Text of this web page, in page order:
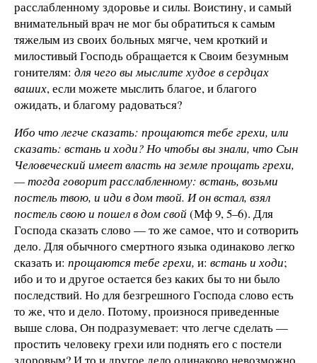
расслабленному здоровье и силы. Воистину, и самый
внимательный врач не мог бы обратиться к самым
тяжелым из своих больных мягче, чем кроткий и
милостивый Господь обращается к Своим безумным
гонителям: для чего вы мыслите худое в сердцах
ваших, если можете мыслить благое, и благого
ожидать, и благому радоваться?
Ибо что легче сказать: прощаются тебе грехи, или
сказать: встань и ходи? Но чтобы вы знали, что Сын
Человеческий имеет власть на земле прощать грехи,
— тогда говорит расслабленному: встань, возьми
постель твою, и иди в дом твой. И он встал, взял
постель свою и пошел в дом свой(Мф 9, 5–6). Для
Господа сказать слово — то же самое, что и сотворить
дело. Для обычного смертного языка одинаково легко
сказать и: прощаются тебе грехи, и: встань и ходи;
ибо и то и другое остается без каких бы то ни было
последствий. Но для безгрешного Господа слово есть
то же, что и дело. Потому, произнося приведенные
выше слова, Он подразумевает: что легче сделать —
простить человеку грехи или поднять его с постели